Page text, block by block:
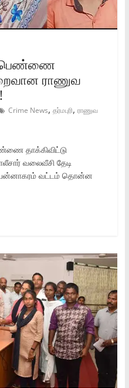
பெண்ணை
ராணுவ
Crime News, தர்மபுரி, ராணுவ
தாக்கிவிட்டு
வலைவீசி தேடி
பென்னாகரம் வட்டம் தொன்ன